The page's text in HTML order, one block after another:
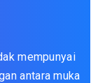
mempunyai
antara muka